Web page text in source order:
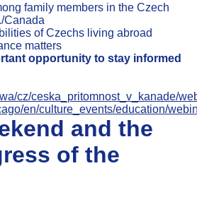
family members in the Czech
Canada
of Czechs living abroad
matters
opportunity to stay informed
cz/ceska_pritomnost_v_kanade/
en/culture_events/education/
and the
of the